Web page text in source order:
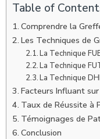
Table of
Comprendre la
Les Techniques de
La Technique
La Technique
La Technique
Facteurs Influant
Taux de Réussite à
Témoignages de
Conclusion